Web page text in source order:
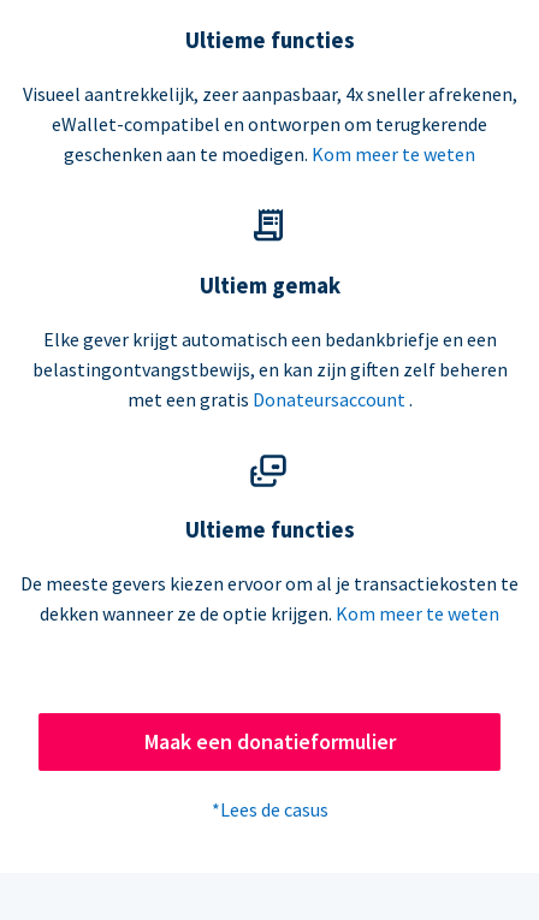
Ultieme functies
Visueel aantrekkelijk, zeer aanpasbaar, 4x sneller afrekenen,
eWallet-compatibel en ontworpen om terugkerende
geschenken aan te moedigen. Kom meer te weten
Ultiem gemak
Elke gever krijgt automatisch een bedankbriefje en een
belastingontvangstbewijs, en kan zijn giften zelf beheren
met een gratis Donateursaccount .
Ultieme functies
De meeste gevers kiezen ervoor om al je transactiekosten te
dekken wanneer ze de optie krijgen. Kom meer te weten
Maak een donatieformulier
*Lees de casus